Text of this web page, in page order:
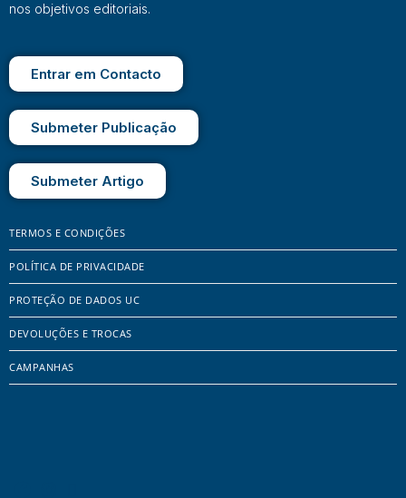
nos objetivos editoriais.
Entrar em Contacto
Submeter Publicação
Submeter Artigo
TERMOS E CONDIÇÕES
POLÍTICA DE PRIVACIDADE
PROTEÇÃO DE DADOS UC
DEVOLUÇÕES E TROCAS
CAMPANHAS